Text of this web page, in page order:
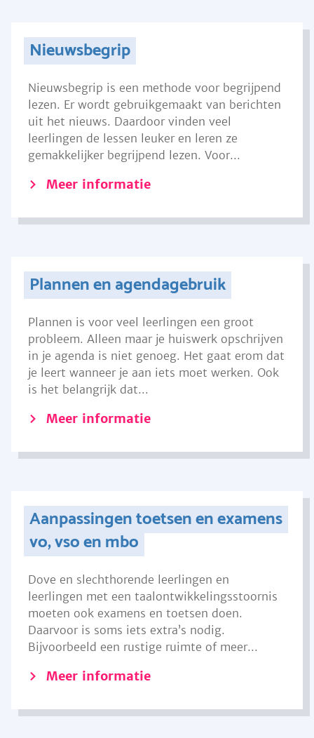
Nieuwsbegrip
Nieuwsbegrip is een methode voor begrijpend
lezen. Er wordt gebruikgemaakt van berichten
uit het nieuws. Daardoor vinden veel
leerlingen de lessen leuker en leren ze
gemakkelijker begrijpend lezen. Voor...
Meer informatie
Plannen en agendagebruik
Plannen is voor veel leerlingen een groot
probleem. Alleen maar je huiswerk opschrijven
in je agenda is niet genoeg. Het gaat erom dat
je leert wanneer je aan iets moet werken. Ook
is het belangrijk dat...
Meer informatie
Aanpassingen toetsen en examens
vo, vso en mbo
Dove en slechthorende leerlingen en
leerlingen met een taalontwikkelingsstoornis
moeten ook examens en toetsen doen.
Daarvoor is soms iets extra’s nodig.
Bijvoorbeeld een rustige ruimte of meer...
Meer informatie